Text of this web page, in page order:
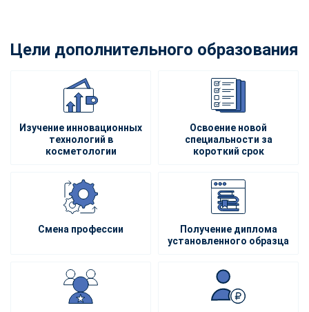
Цели дополнительного образования
Изучение инновационных
технологий в
косметологии
Освоение новой
специальности за
короткий срок
Смена профессии
Получение диплома
установленного образца